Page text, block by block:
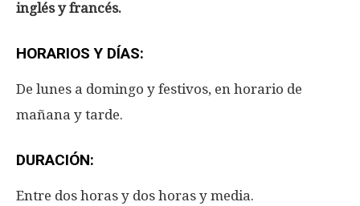
inglés y francés.
HORARIOS Y DÍAS:
De lunes a domingo y festivos, en horario de
mañana y tarde.
DURACIÓN:
Entre dos horas y dos horas y media.